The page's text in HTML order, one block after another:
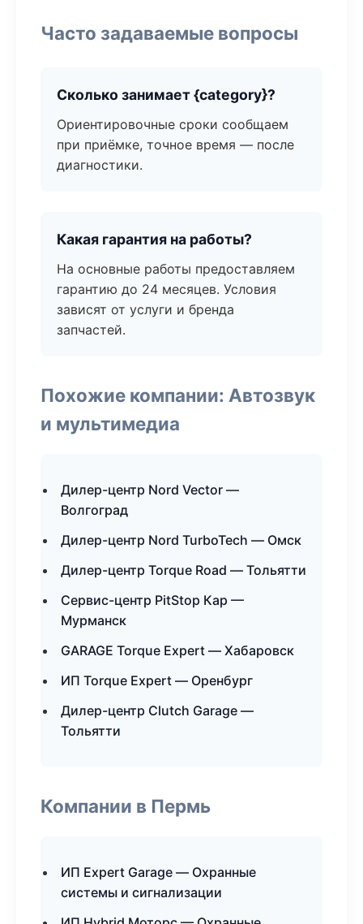
Часто задаваемые вопросы
Сколько занимает {category}?
Ориентировочные сроки сообщаем
при приёмке, точное время — после
диагностики.
Какая гарантия на работы?
На основные работы предоставляем
гарантию до 24 месяцев. Условия
зависят от услуги и бренда
запчастей.
Похожие компании: Автозвук
и мультимедиа
Дилер-центр Nord Vector —
Волгоград
Дилер-центр Nord TurboTech — Омск
Дилер-центр Torque Road — Тольятти
Сервис-центр PitStop Кар —
Мурманск
GARAGE Torque Expert — Хабаровск
ИП Torque Expert — Оренбург
Дилер-центр Clutch Garage —
Тольятти
Компании в Пермь
ИП Expert Garage — Охранные
системы и сигнализации